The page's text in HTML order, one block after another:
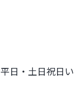
平日・土日祝日い